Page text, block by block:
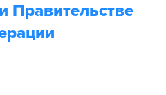
Правительстве